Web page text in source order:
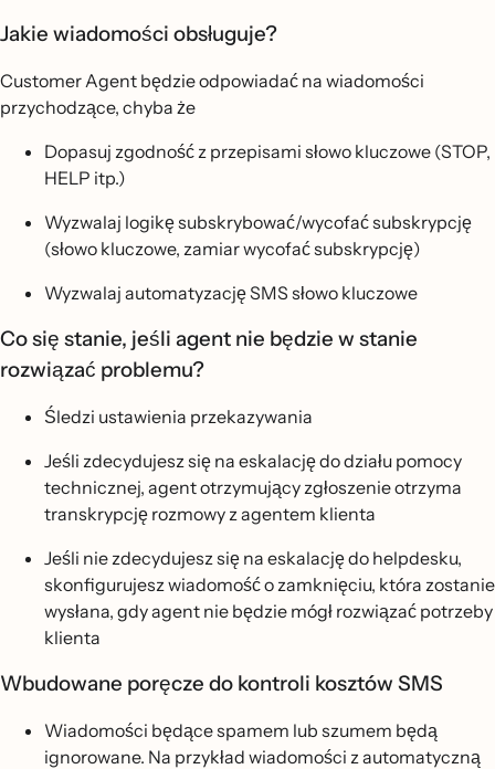
Jakie wiadomości obsługuje?
Customer Agent będzie odpowiadać na wiadomości
przychodzące, chyba że
Dopasuj zgodność z przepisami słowo kluczowe (STOP,
HELP itp.)
Wyzwalaj logikę subskrybować/wycofać subskrypcję
(słowo kluczowe, zamiar wycofać subskrypcję)
Wyzwalaj automatyzację SMS słowo kluczowe
Co się stanie, jeśli agent nie będzie w stanie
rozwiązać problemu?
Śledzi ustawienia przekazywania
Jeśli zdecydujesz się na eskalację do działu pomocy
technicznej, agent otrzymujący zgłoszenie otrzyma
transkrypcję rozmowy z agentem klienta
Jeśli nie zdecydujesz się na eskalację do helpdesku,
skonfigurujesz wiadomość o zamknięciu, która zostanie
wysłana, gdy agent nie będzie mógł rozwiązać potrzeby
klienta
Wbudowane poręcze do kontroli kosztów SMS
Wiadomości będące spamem lub szumem będą
ignorowane. Na przykład wiadomości z automatyczną